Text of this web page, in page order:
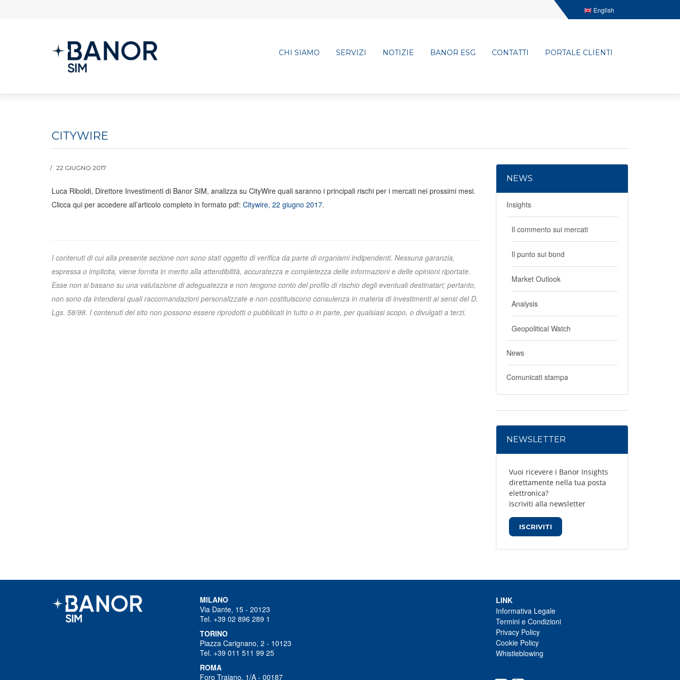
English
CHI SIAMO SERVIZI NOTIZIE BANOR ESG CONTATTI PORTALE CLIENTI
CITYWIRE
22 GIUGNO 2017
Luca Riboldi, Direttore Investimenti di Banor SIM, analizza su CityWire quali saranno i principali rischi per i mercati nei prossimi mesi.
Clicca qui per accedere all’articolo completo in formato pdf: Citywire, 22 giugno 2017.
I contenuti di cui alla presente sezione non sono stati oggetto di verifica da parte di organismi indipendenti. Nessuna garanzia,
espressa o implicita, viene fornita in merito alla attendibilità, accuratezza e completezza delle informazioni e delle opinioni riportate.
Esse non si basano su una valutazione di adeguatezza e non tengono conto del profilo di rischio degli eventuali destinatari; pertanto,
non sono da intendersi quali raccomandazioni personalizzate e non costituiscono consulenza in materia di investimenti ai sensi del D.
Lgs. 58/98. I contenuti del sito non possono essere riprodotti o pubblicati in tutto o in parte, per qualsiasi scopo, o divulgati a terzi.
NEWS
Insights
Il commento sui mercati
Il punto sui bond
Market Outlook
Analysis
Geopolitical Watch
News
Comunicati stampa
NEWSLETTER
Vuoi ricevere i Banor Insights
direttamente nella tua posta
elettronica?
Iscriviti alla newsletter
ISCRIVITI
MILANO
Via Dante, 15 - 20123
Tel. +39 02 896 289 1
TORINO
Piazza Carignano, 2 - 10123
Tel. +39 011 511 99 25
ROMA
Foro Traiano, 1/A - 00187
LINK
Informativa Legale
Termini e Condizioni
Privacy Policy
Cookie Policy
Whistleblowing